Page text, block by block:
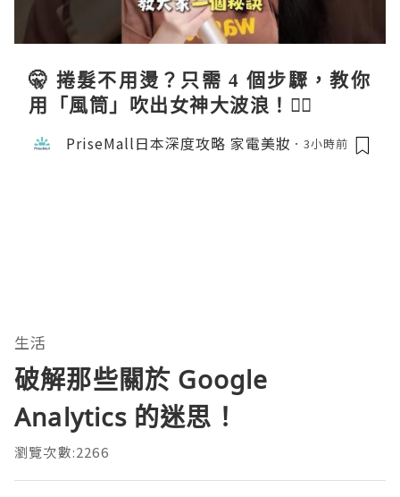
🤫 捲髮不用燙？只需 4 個步驟，教你
用「風筒」吹出女神大波浪！💇‍♀️
PriseMall日本深度攻略 家電美妝 3小時前
生活
破解那些關於 Google
Analytics 的迷思！
瀏覽次數:2266